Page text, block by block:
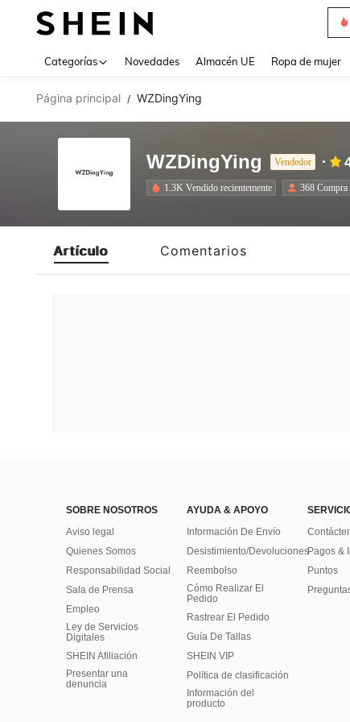
Categorías Novedades Almacén UE Ropa de mujer
Página principal / WZDingYing
WZDingYing Vendedor
1.3K Vendido recientemente 368 Compra
Artículo Comentarios
SOBRE NOSOTROS
Aviso legal
Quienes Somos
Responsabilidad Social
Sala de Prensa
Empleo
Ley de Servicios
Digitales
SHEIN Afiliación
Presentar una
denuncia
AYUDA & APOYO
Información De Envío
Desistimiento/Devoluciones
Reembolso
Cómo Realizar El
Pedido
Rastrear El Pedido
Guía De Tallas
SHEIN VIP
Política de clasificación
​Información del
producto
Pagos &
Puntos